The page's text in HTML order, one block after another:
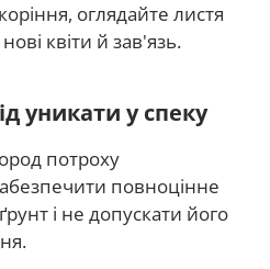
оглядайте листя
квіти й зав'язь.
уникати у спеку
потроху
повноцінне
і не допускати його